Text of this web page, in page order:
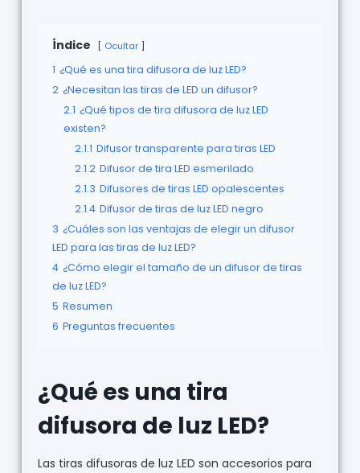
Índice Ocultar
1 ¿Qué es una tira difusora de luz LED?
2 ¿Necesitan las tiras de LED un difusor?
2.1 ¿Qué tipos de tira difusora de luz LED
existen?
2.1.1 Difusor transparente para tiras LED
2.1.2 Difusor de tira LED esmerilado
2.1.3 Difusores de tiras LED opalescentes
2.1.4 Difusor de tiras de luz LED negro
3 ¿Cuáles son las ventajas de elegir un difusor
LED para las tiras de luz LED?
4 ¿Cómo elegir el tamaño de un difusor de tiras
de luz LED?
5 Resumen
6 Preguntas frecuentes
¿Qué es una tira
difusora de luz LED?
Las tiras difusoras de luz LED son accesorios para